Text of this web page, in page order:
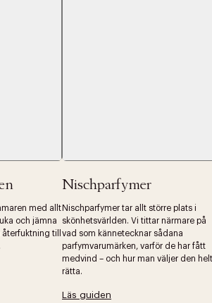
med allt
och jämna
till
Nischparfymer
Nischparfymer tar allt större plats i
skönhetsvärlden. Vi tittar närmare på
vad som kännetecknar sådana
parfymvarumärken, varför de har fått
medvind – och hur man väljer den helt
rätta.
Läs guiden